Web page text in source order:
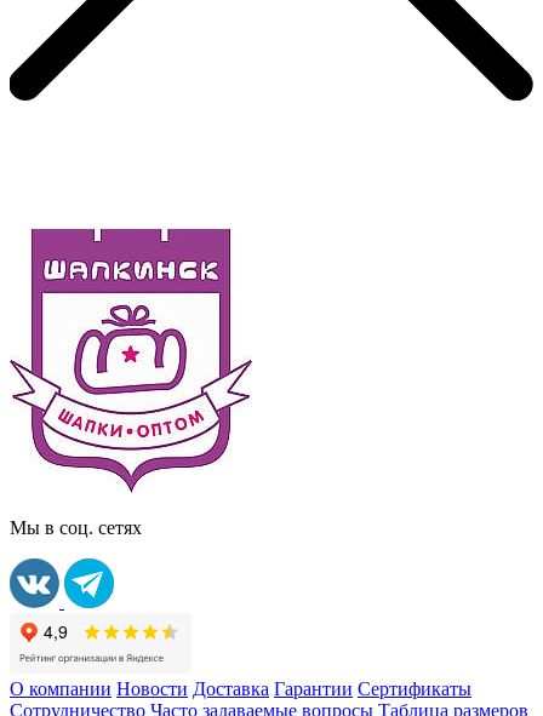
Мы в соц. сетях
О компании Новости Доставка Гарантии Сертификаты
Сотрудничество Часто задаваемые вопросы Таблица размеров